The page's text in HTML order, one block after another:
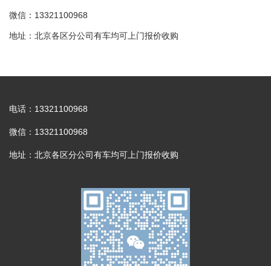
微信：13321100968
地址：北京各区分公司有车均可上门报价收购
电话：13321100968
微信：13321100968
地址：北京各区分公司有车均可上门报价收购